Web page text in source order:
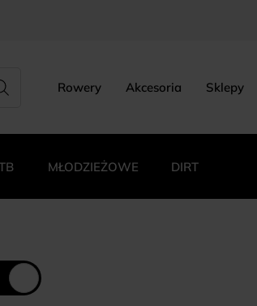
Rowery Akcesoria Sklepy
MŁODZIEŻOWE DIRT